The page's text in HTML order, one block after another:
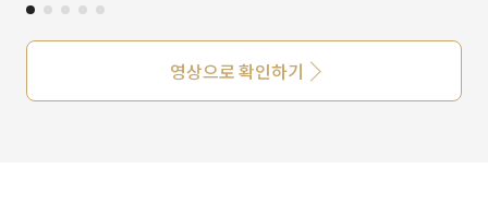
영상으로 확인하기